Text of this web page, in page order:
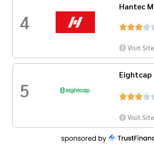
4
Hantec

Visit
5
Eightcap

Visit